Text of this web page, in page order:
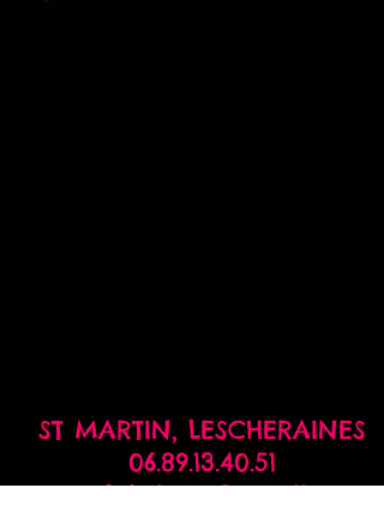
ST MARTIN, LESCHERAINES
06.89.13.40.51
prog.fabrique@gmail.com